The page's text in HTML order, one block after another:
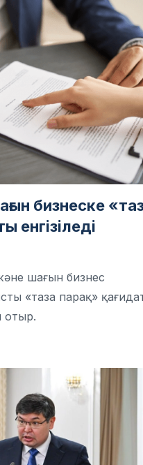
бизнеске
енгізіледі
шағын бизнес
«таза парақ»
отыр.